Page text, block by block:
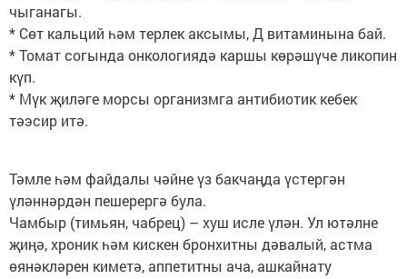
чыганагы.
* Сөт кальций һәм терлек аксымы, Д витаминына бай.
* Томат согында онкологиядә каршы көрәшүче ликопин
күп.
* Мүк җиләге морсы организмга антибиотик кебек
тәэсир итә.
Тәмле һәм файдалы чәйне үз бакчаңда үстергән
үләннәрдән пешерергә була.
Чамбыр (тимьян, чабрец) – хуш исле үлән. Ул ютәлне
җиңә, хроник һәм кискен бронхитны дәвалый, астма
өянәкләрен киметә, аппетитны ача, ашкайнату